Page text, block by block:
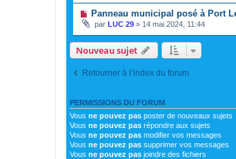
Panneau municipal posé à Port
par LUC 29 » 14 mai 2024, 11:44
Nouveau sujet
Retourner à l’index du forum
PERMISSIONS DU FORUM
Vous ne pouvez pas poster de nouveaux sujets
Vous ne pouvez pas répondre aux sujets
Vous ne pouvez pas modifier vos messages
Vous ne pouvez pas supprimer vos messages
Vous ne pouvez pas joindre des fichiers